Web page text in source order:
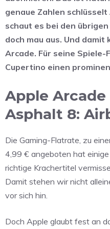
genaue Zahlen
schaut es bei den
doch mau aus. Und damit
Arcade. Für seine
Cupertino einen
Apple
Asphalt 8:
Die Gaming-Flatrate, zu
4,99 € angeboten hat
richtige Krachertitel
Damit stehen wir nicht
vor sich hin.
Doch Apple glaubt fest an